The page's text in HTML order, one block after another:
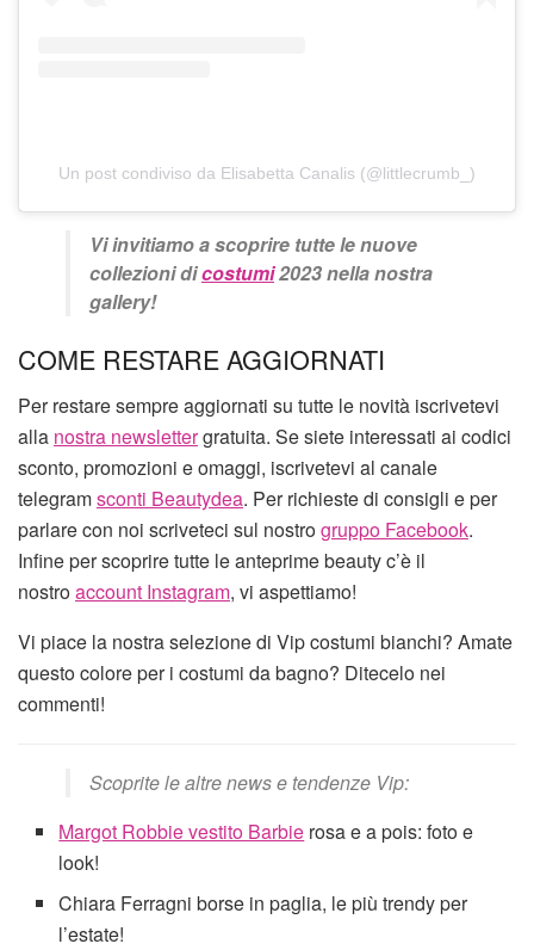
Un post condiviso da Elisabetta Canalis (@littlecrumb_)
Vi invitiamo a scoprire tutte le nuove
collezioni dicostumi2023 nella nostra
gallery!
COME RESTARE AGGIORNATI
Per restare sempre aggiornati su tutte le novità iscrivetevi
alla nostra newslettergratuita. Se siete interessati ai codici
sconto, promozioni e omaggi, iscrivetevi al canale
telegramsconti Beautydea. Per richieste di consigli e per
parlare con noi scriveteci sul nostrogruppo Facebook.
Infine per scoprire tutte le anteprime beauty c’è il
nostroaccount Instagram, vi aspettiamo!
Vi piace la nostra selezione di Vip costumi bianchi? Amate
questo colore per i costumi da bagno? Ditecelo nei
commenti!
Scoprite le altre news e tendenze Vip:
Margot Robbie vestito Barbie rosa e a pois: foto e
look!
Chiara Ferragni borse in paglia, le più trendy per
l’estate!